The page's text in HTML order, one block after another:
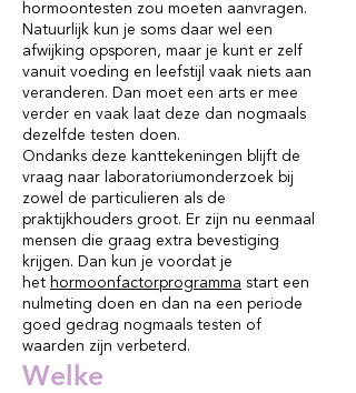
hormoontesten zou moeten aanvragen.
Natuurlijk kun je soms daar wel een
afwijking opsporen, maar je kunt er zelf
vanuit voeding en leefstijl vaak niets aan
veranderen. Dan moet een arts er mee
verder en vaak laat deze dan nogmaals
dezelfde testen doen.
Ondanks deze kanttekeningen blijft de
vraag naar laboratoriumonderzoek bij
zowel de particulieren als de
praktijkhouders groot. Er zijn nu eenmaal
mensen die graag extra bevestiging
krijgen. Dan kun je voordat je
hethormoonfactorprogramma start een
nulmeting doen en dan na een periode
goed gedrag nogmaals testen of
waarden zijn verbeterd.
Welke